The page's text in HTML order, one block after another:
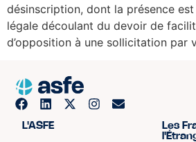
désinscription, dont la présence
légale découlant du devoir de
d’opposition à une sollicitation par
L'ASFE
Les